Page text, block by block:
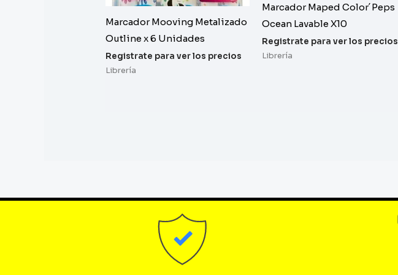
Marcador Mooving Metalizado
Outline x 6 Unidades
Registrate para ver los precios
Librería
Marcador Maped Color´Peps
Ocean Lavable X10
Registrate para ver los precios
Librería